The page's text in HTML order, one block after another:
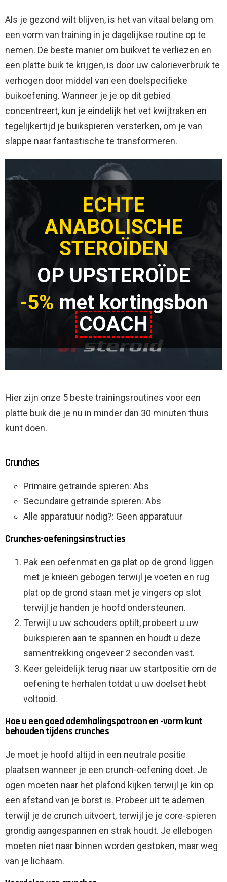
Als je gezond wilt blijven, is het van vitaal belang om
een vorm van training in je dagelijkse routine op te
nemen. De beste manier om buikvet te verliezen en
een platte buik te krijgen, is door uw calorieverbruik te
verhogen door middel van een doelspecifieke
buikoefening. Wanneer je je op dit gebied
concentreert, kun je eindelijk het vet kwijtraken en
tegelijkertijd je buikspieren versterken, om je van
slappe naar fantastische te transformeren.
ECHTE
ANABOLISCHE
STEROÏDEN
OP UPSTEROÏDE
-5% met kortingsbon
COACH
Hier zijn onze 5 beste trainingsroutines voor een
platte buik die je nu in minder dan 30 minuten thuis
kunt doen.
Crunches
Primaire getrainde spieren: Abs
Secundaire getrainde spieren: Abs
Alle apparatuur nodig?: Geen apparatuur
Crunches-oefeningsinstructies
Pak een oefenmat en ga plat op de grond liggen
met je knieën gebogen terwijl je voeten en rug
plat op de grond staan met je vingers op slot
terwijl je handen je hoofd ondersteunen.
Terwijl u uw schouders optilt, probeert u uw
buikspieren aan te spannen en houdt u deze
samentrekking ongeveer 2 seconden vast.
Keer geleidelijk terug naar uw startpositie om de
oefening te herhalen totdat u uw doelset hebt
voltooid.
Hoe u een goed ademhalingspatroon en -vorm kunt
behouden tijdens crunches
Je moet je hoofd altijd in een neutrale positie
plaatsen wanneer je een crunch-oefening doet. Je
ogen moeten naar het plafond kijken terwijl je kin op
een afstand van je borst is. Probeer uit te ademen
terwijl je de crunch uitvoert, terwijl je je core-spieren
grondig aangespannen en strak houdt. Je ellebogen
moeten niet naar binnen worden gestoken, maar weg
van je lichaam.